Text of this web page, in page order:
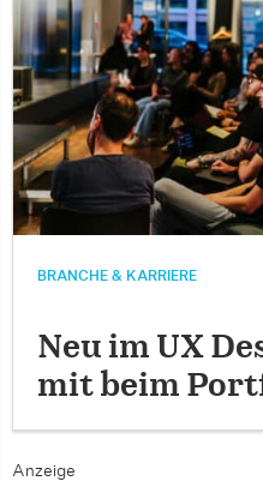
BRANCHE & KARRIERE
Neu im UX
mit beim
Anzeige